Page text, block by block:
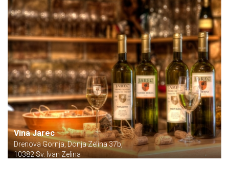
Vina Jarec
Drenova Gornja, Donja Zelina 37b,
10382 Sv. Ivan Zelina